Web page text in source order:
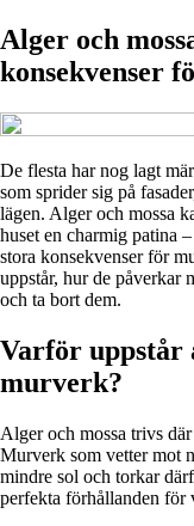
Alger och
konsekvenser
De flesta har nog lagt
som sprider sig på
lägen. Alger och mossa
huset en charmig patina
stora konsekvenser för
uppstår, hur de påverkar
och ta bort dem.
Varför uppstår
murverk?
Alger och mossa trivs
Murverk som vetter mot
mindre sol och torkar
perfekta förhållanden för